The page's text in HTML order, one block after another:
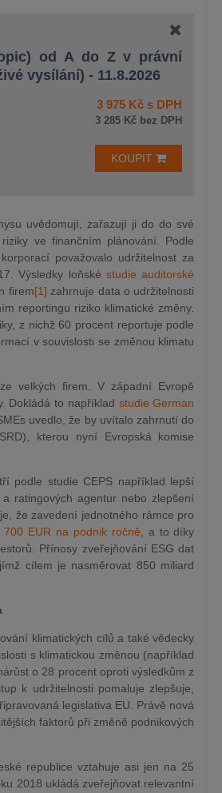
od A do Z v právní
vysílání) - 11.8.2026
3 975 Kč s DPH
3 285 Kč bez DPH
KOUPIT
uvědomují, zařazují ji do do své
ve finančním plánování. Podle
považovalo udržitelnost za
Výsledky loňské studie auditorské
firem[1] zahrnuje data o udržitelnosti
reportingu riziko klimatické změny.
z nichž 60 procent reportuje podle
v souvislosti se změnou klimatu
velkých firem. V západní Evropě
Dokládá to například studie German
uvedlo, že by uvítalo zahrnutí do
kterou nyní Evropská komise
podle studie CEPS například lepší
ratingových agentur nebo zlepšení
že zavedení jednotného rámce pro
EUR na podnik ročně , a to díky
Přínosy zveřejňování ESG dat
cílem je nasměrovat 850 miliard
klimatických cílů a také vědecky
s klimatickou změnou (například
o 28 procent oproti výsledkům z
k udržitelnosti pomaluje zlepšuje,
legislativa EU. Právě nová
faktorů při změně podnikových
republice vztahuje asi jen na 25
2018 ukládá zveřejňovat relevantní